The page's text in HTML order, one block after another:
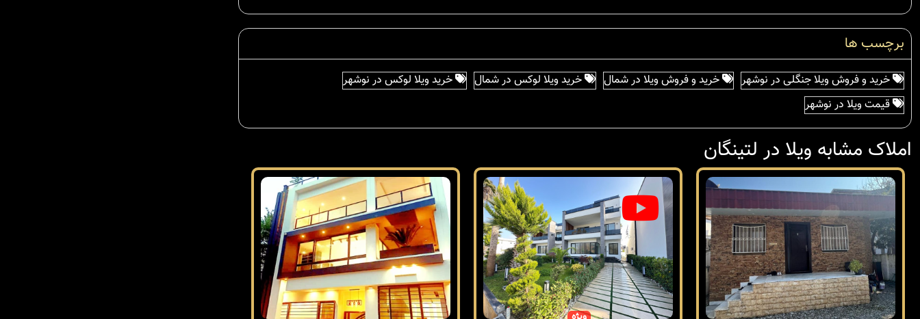
برچسب ها
خرید و فروش ویلا جنگلی در نوشهر خرید و فروش ویلا در شمال خرید ویلا لوکس در شمال
خرید ویلا لوکس در نوشهر
قیمت ویلا در نوشهر
املاک مشابه ویلا در لتینگان